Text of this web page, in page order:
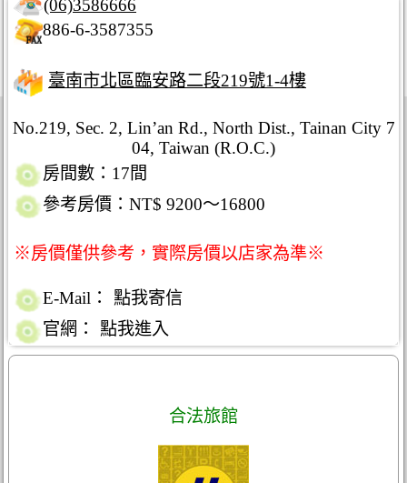
(06)3586666
886-6-3587355
臺南市北區臨安路二段219號1-4樓
No.219, Sec. 2, Lin’an Rd., North Dist., Tainan City 7
04, Taiwan (R.O.C.)
房間數：17間
參考房價：NT$ 9200～16800
※房價僅供參考，實際房價以店家為準※
E-Mail：
點我寄信
官網：
點我進入
合法旅館